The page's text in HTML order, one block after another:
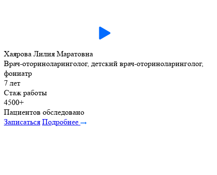
Хаярова Лилия Маратовна
Врач-оториноларинголог, детский врач-оториноларинголог,
фониатр
7 лет
Стаж работы
4500+
Пациентов обследовано
Записаться Подробнее